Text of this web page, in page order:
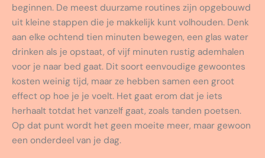
beginnen. De meest duurzame routines zijn opgebouwd
uit kleine stappen die je makkelijk kunt volhouden. Denk
aan elke ochtend tien minuten bewegen, een glas water
drinken als je opstaat, of vijf minuten rustig ademhalen
voor je naar bed gaat. Dit soort eenvoudige gewoontes
kosten weinig tijd, maar ze hebben samen een groot
effect op hoe je je voelt. Het gaat erom dat je iets
herhaalt totdat het vanzelf gaat, zoals tanden poetsen.
Op dat punt wordt het geen moeite meer, maar gewoon
een onderdeel van je dag.